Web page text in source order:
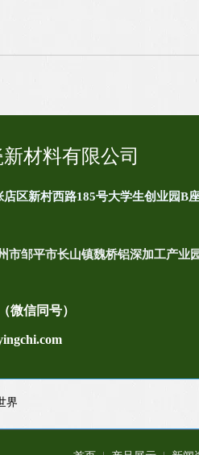
材料有限公司
店区新村西路185号大学生创业园B
市邹平市长山镇魏桥铝深加工产业
微信同号）
界